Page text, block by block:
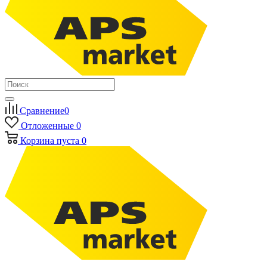
Сравнение0
Отложенные 0
Корзина пуста 0